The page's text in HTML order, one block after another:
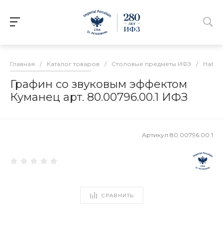
Главная / Каталог товаров / Столовые предметы ИФЗ /
Графин со звуковым эффектом
Куманец арт. 80.00796.00.1 ИФЗ
Артикул 80.00796.00.1
СРАВНИТЬ